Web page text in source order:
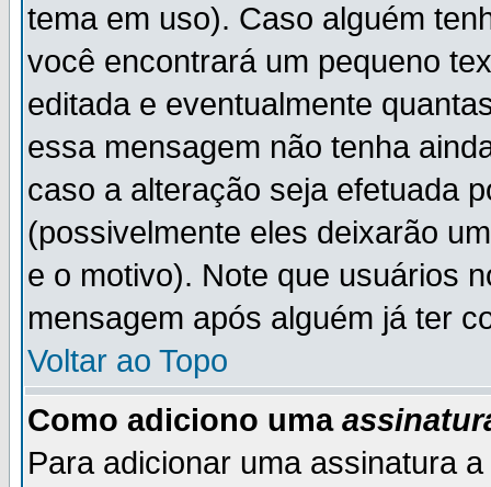
tema em uso). Caso alguém
você encontrará um pequeno
editada e eventualmente
essa mensagem não tenha
caso a alteração seja efetuada
(possivelmente eles deixarão
e o motivo). Note que usuários
mensagem após alguém já ter
Voltar ao Topo
Como adiciono uma
Para adicionar uma assinatura